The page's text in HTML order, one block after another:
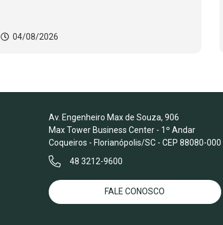
04/08/2026
Av. Engenheiro Max de Souza, 906
Max Tower Business Center - 1º Andar
Coqueiros - Florianópolis/SC - CEP 88080-000
48 3212-9600
FALE CONOSCO